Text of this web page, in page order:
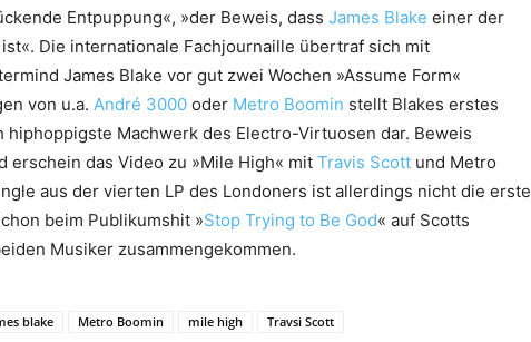
Entpuppung«, »der Beweis, dass James Blake einer der
Die internationale Fachjournaille übertraf sich mit
James Blake vor gut zwei Wochen »Assume Form«
von u.a. André 3000 oder Metro Boomin stellt Blakes erstes
hiphoppigste Machwerk des Electro-Virtuosen dar. Beweis
erschein das Video zu »Mile High« mit Travis Scott und Metro
aus der vierten LP des Londoners ist allerdings nicht die erste
beim Publikumshit »Stop Trying to Be God« auf Scotts
Musiker zusammengekommen.
blake Metro Boomin mile high Travsi Scott